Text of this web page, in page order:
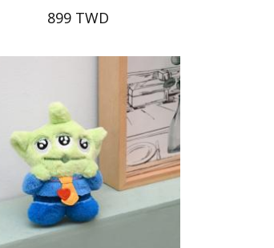
899 TWD